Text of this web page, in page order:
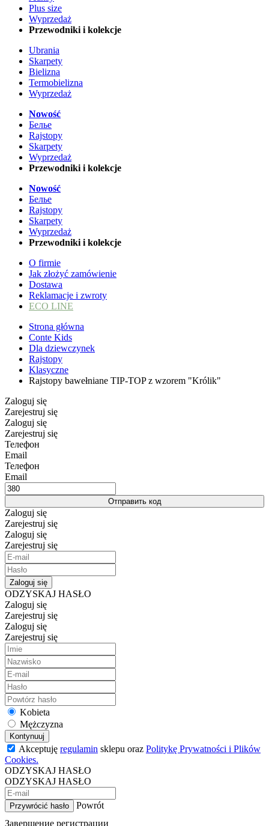
Plus size
Wyprzedaż
Przewodniki i kolekcje
Ubrania
Skarpety
Bielizna
Termobielizna
Wyprzedaż
Nowość
Белье
Rajstopy
Skarpety
Wyprzedaż
Przewodniki i kolekcje
Nowość
Белье
Rajstopy
Skarpety
Wyprzedaż
Przewodniki i kolekcje
O firmie
Jak złożyć zamówienie
Dostawa
Reklamacje i zwroty
ECO LINE
Strona główna
Conte Kids
Dla dziewczynek
Rajstopy
Klasyczne
Rajstopy bawełniane TIP-TOP z wzorem "Królik"
Zaloguj się
Zarejestruj się
Zaloguj się
Zarejestruj się
Телефон
Email
Телефон
Email
Отправить код
Zaloguj się
Zarejestruj się
Zaloguj się
Zarejestruj się
Zaloguj się
ODZYSKAJ HASŁO
Zaloguj się
Zarejestruj się
Zaloguj się
Zarejestruj się
Kobieta
Mężczyzna
Kontynuuj
Akceptuję regulamin sklepu oraz Politykę Prywatności i Plików
Cookies.
ODZYSKAJ HASŁO
ODZYSKAJ HASŁO
Przywrócić hasło
Powrót
Завершение регистрации